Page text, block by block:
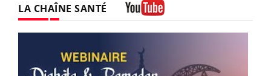
LA CHAÎNE SANTÉ